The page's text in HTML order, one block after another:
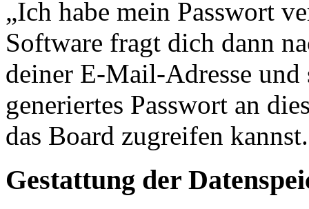
„Ich habe mein Passwort
Software fragt dich dann
deiner E-Mail-Adresse und
generiertes Passwort an
das Board zugreifen kannst.
Gestattung der